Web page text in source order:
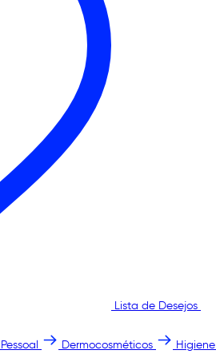
Lista de Desejos
Dermocosméticos Higiene